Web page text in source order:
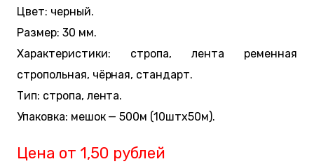
Цвет: черный.
Размер: 30 мм.
Характеристики: стропа, лента ременная
стропольная, чёрная, стандарт.
Тип: стропа, лента.
Упаковка: мешок — 500м (10штx50м).
Цена от 1,50 рублей